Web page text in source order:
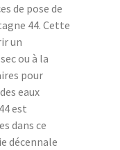
de pose de
44. Cette
un
ou à la
pour
eaux
est
dans ce
décennale